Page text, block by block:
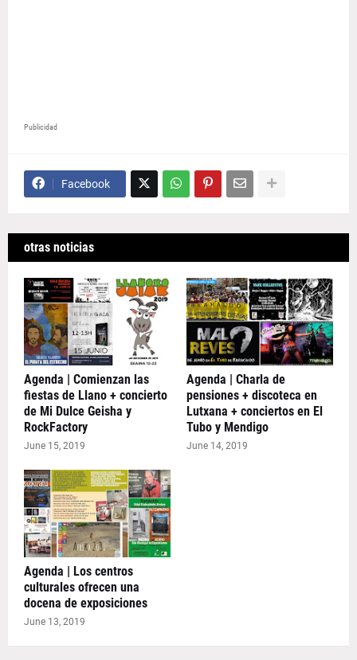
Publicidad
Facebook
otras noticias
Agenda | Comienzan las
fiestas de Llano + concierto
de Mi Dulce Geisha y
RockFactory
June 15, 2019
Agenda | Charla de
pensiones + discoteca en
Lutxana + conciertos en El
Tubo y Mendigo
June 14, 2019
Agenda | Los centros
culturales ofrecen una
docena de exposiciones
June 13, 2019